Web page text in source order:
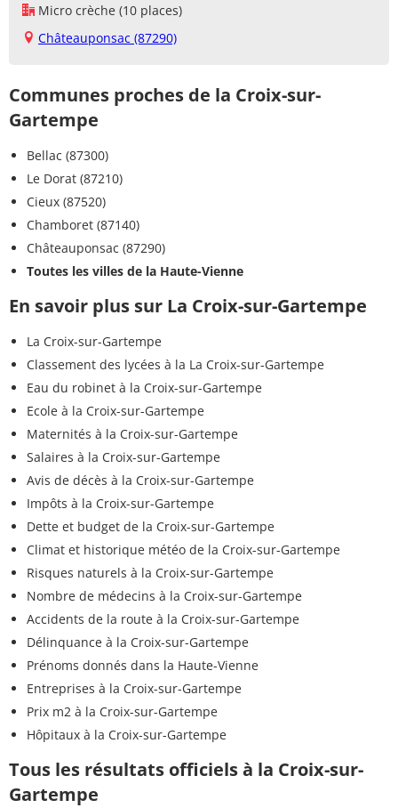
Micro crèche (10 places)
Châteauponsac (87290)
Communes proches de la Croix-sur-
Gartempe
Bellac (87300)
Le Dorat (87210)
Cieux (87520)
Chamboret (87140)
Châteauponsac (87290)
Toutes les villes de la Haute-Vienne
En savoir plus sur La Croix-sur-Gartempe
La Croix-sur-Gartempe
Classement des lycées à la La Croix-sur-Gartempe
Eau du robinet à la Croix-sur-Gartempe
Ecole à la Croix-sur-Gartempe
Maternités à la Croix-sur-Gartempe
Salaires à la Croix-sur-Gartempe
Avis de décès à la Croix-sur-Gartempe
Impôts à la Croix-sur-Gartempe
Dette et budget de la Croix-sur-Gartempe
Climat et historique météo de la Croix-sur-Gartempe
Risques naturels à la Croix-sur-Gartempe
Nombre de médecins à la Croix-sur-Gartempe
Accidents de la route à la Croix-sur-Gartempe
Délinquance à la Croix-sur-Gartempe
Prénoms donnés dans la Haute-Vienne
Entreprises à la Croix-sur-Gartempe
Prix m2 à la Croix-sur-Gartempe
Hôpitaux à la Croix-sur-Gartempe
Tous les résultats officiels à la Croix-sur-
Gartempe